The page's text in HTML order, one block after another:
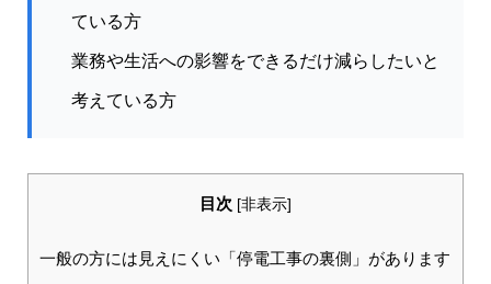
ている方
業務や生活への影響をできるだけ減らしたいと
考えている方
目次 [非表示]
一般の方には見えにくい「停電工事の裏側」があります